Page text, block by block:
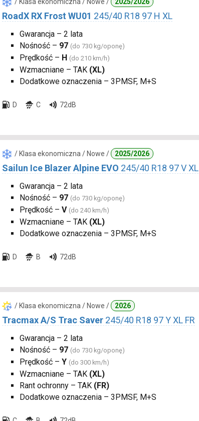
RoadX RX Frost WU01 245/40 R18 97 H XL
Gwarancja – 2 lata
Nośność – 97 (do 730 kg/oponę)
Prędkość – H (do 210 km/h)
Wzmacniane – TAK (XL)
Dodatkowe oznaczenia – 3PMSF, M+S
D C 72dB
/ Klasa ekonomiczna / Nowe / 2025/2026
Sailun Ice Blazer Alpine EVO 245/40 R18 97 V XL
Gwarancja – 2 lata
Nośność – 97 (do 730 kg/oponę)
Prędkość – V (do 240 km/h)
Wzmacniane – TAK (XL)
Dodatkowe oznaczenia – 3PMSF, M+S
D B 72dB
/ Klasa ekonomiczna / Nowe / 2026
Tracmax A/S Trac Saver 245/40 R18 97 Y XL FR
Gwarancja – 2 lata
Nośność – 97 (do 730 kg/oponę)
Prędkość – Y (do 300 km/h)
Wzmacniane – TAK (XL)
Rant ochronny – TAK (FR)
Dodatkowe oznaczenia – 3PMSF, M+S